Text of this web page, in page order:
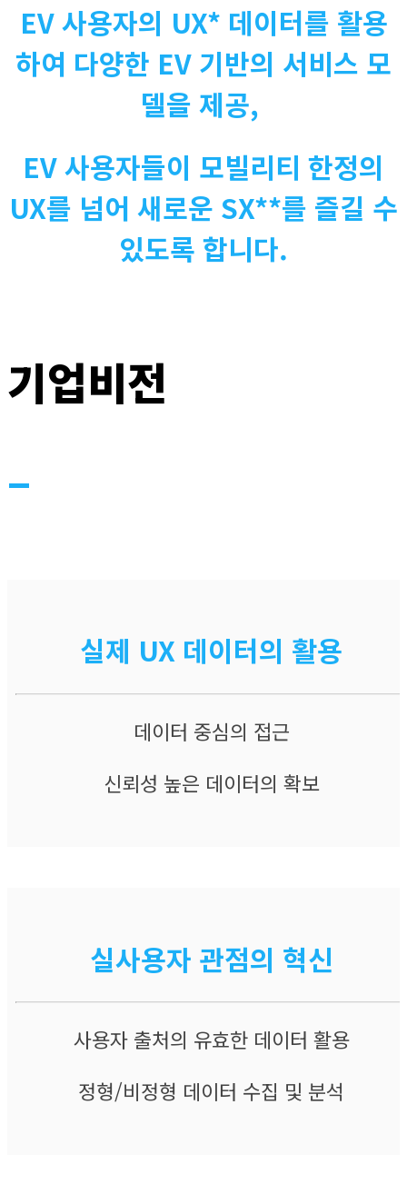
EV 사용자의 UX* 데이터를 활용
하여 다양한 EV 기반의 서비스 모
델을 제공, ​
EV 사용자들이 모빌리티 한정의
UX를 넘어 새로운 SX**를 즐길 수
있도록 합니다.​
기업비전
–
실제 UX 데이터의 활용​​
데이터 중심의 접근​
신뢰성 높은 데이터의 확보​
실사용자 관점의 혁​​신
​사용자 출처의 유효한 데이터 활용​
정형/비정형 데이터 수집 및 분석​